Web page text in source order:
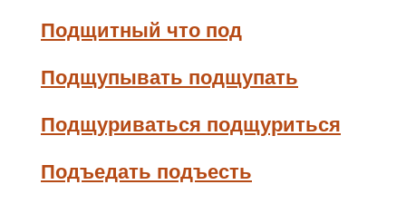
Подщитный что под
Подщупывать подщупать
Подщуриваться подщуриться
Подъедать подъесть